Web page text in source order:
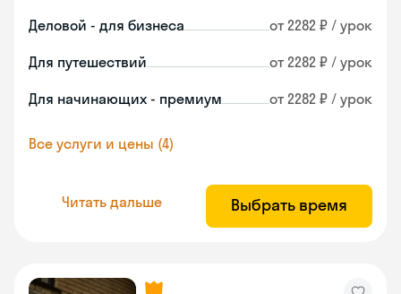
Деловой - для бизнеса от 2282 ₽ / урок
Для путешествий от 2282 ₽ / урок
Для начинающих - премиум от 2282 ₽ / урок
Все услуги и цены (4)
Читать дальше Выбрать время